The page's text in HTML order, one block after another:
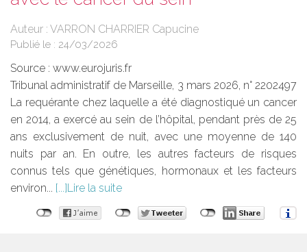
Auteur : VARRON CHARRIER Capucine
Publié le : 24/03/2026
Source : www.eurojuris.fr
Tribunal administratif de Marseille, 3 mars 2026, n° 2202497
La requérante chez laquelle a été diagnostiqué un cancer
en 2014, a exercé au sein de l’hôpital, pendant près de 25
ans exclusivement de nuit, avec une moyenne de 140
nuits par an. En outre, les autres facteurs de risques
connus tels que génétiques, hormonaux et les facteurs
environ...
Lire la suite